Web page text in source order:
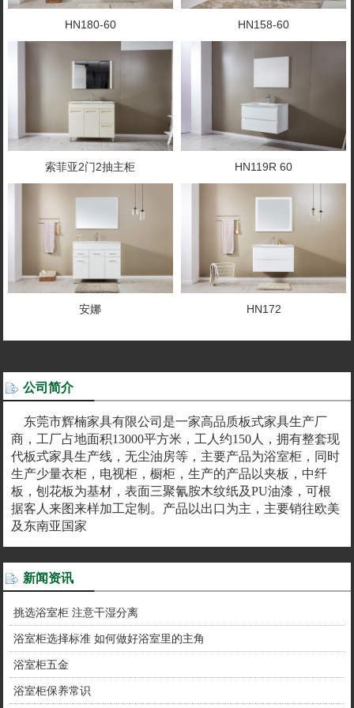
HN180-60 HN158-60
索菲亚2门2抽主柜 HN119R 60
安娜 HN172
公司简介
东莞市辉楠家具有限公司是一家高品质板式家具生产厂
商，工厂占地面积13000平方米，工人约150人，拥有整套现
代板式家具生产线，无尘油房等，主要产品为浴室柜，同时
生产少量衣柜，电视柜，橱柜，生产的产品以夹板，中纤
板，刨花板为基材，表面三聚氰胺木纹纸及PU油漆，可根
据客人来图来样加工定制。产品以出口为主，主要销往欧美
及东南亚国家
新闻资讯
挑选浴室柜 注意干湿分离
浴室柜选择标准 如何做好浴室里的主角
浴室柜五金
浴室柜保养常识